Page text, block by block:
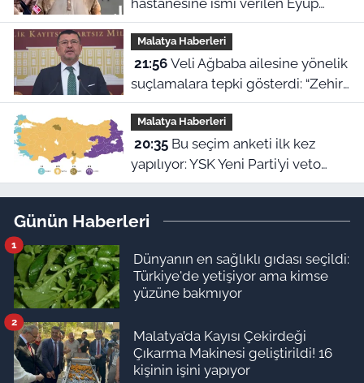
hastanesine ismi verilen Eyüp
Hacıoğlu kimdir? İşte duygu dolu
hikayesi
Malatya Haberleri
21:56Veli Ağbaba ailesine yönelik
suçlamalara tepki gösterdi: “Zehir
olsun”
Malatya Haberleri
20:35Bu seçim anketi ilk kez
yapılıyor: YSK Yeni Parti’yi veto
ederse Malatya’da sonuç ne olur?
Günün Haberleri
Dünyanın en sağlıklı gıdası seçildi:
Türkiye'de yetişiyor ama kimse
yüzüne bakmıyor
1
Malatya’da Kayısı Çekirdeği
Çıkarma Makinesi geliştirildi! 16
kişinin işini yapıyor
2